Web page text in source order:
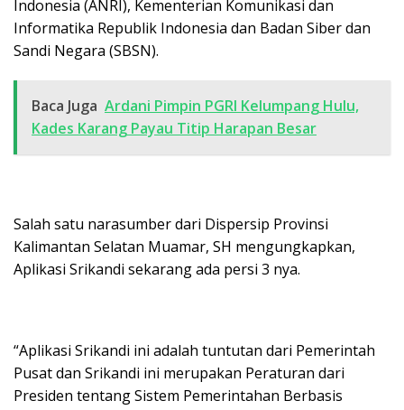
Indonesia (ANRI), Kementerian Komunikasi dan
Informatika Republik Indonesia dan Badan Siber dan
Sandi Negara (SBSN).
Baca Juga Ardani Pimpin PGRI Kelumpang Hulu,
Kades Karang Payau Titip Harapan Besar
Salah satu narasumber dari Dispersip Provinsi
Kalimantan Selatan Muamar, SH mengungkapkan,
Aplikasi Srikandi sekarang ada persi 3 nya.
“Aplikasi Srikandi ini adalah tuntutan dari Pemerintah
Pusat dan Srikandi ini merupakan Peraturan dari
Presiden tentang Sistem Pemerintahan Berbasis